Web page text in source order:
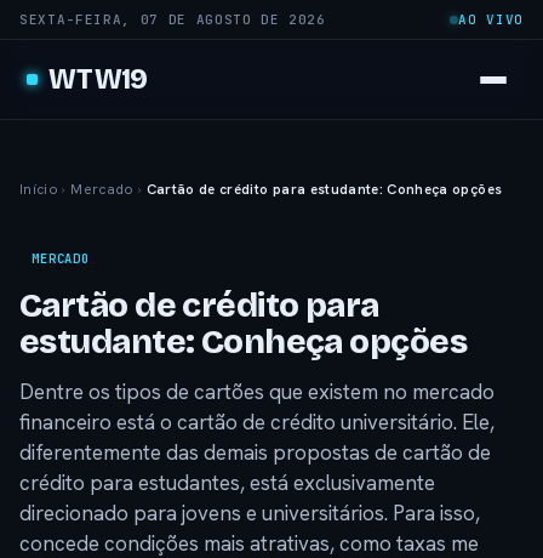
SEXTA-FEIRA, 07 DE AGOSTO DE 2026 AO VIVO
WTW19
Início › Mercado › Cartão de crédito para estudante: Conheça opções
MERCADO
Cartão de crédito para
estudante: Conheça opções
Dentre os tipos de cartões que existem no mercado
financeiro está o cartão de crédito universitário. Ele,
diferentemente das demais propostas de cartão de
crédito para estudantes, está exclusivamente
direcionado para jovens e universitários. Para isso,
concede condições mais atrativas, como taxas me